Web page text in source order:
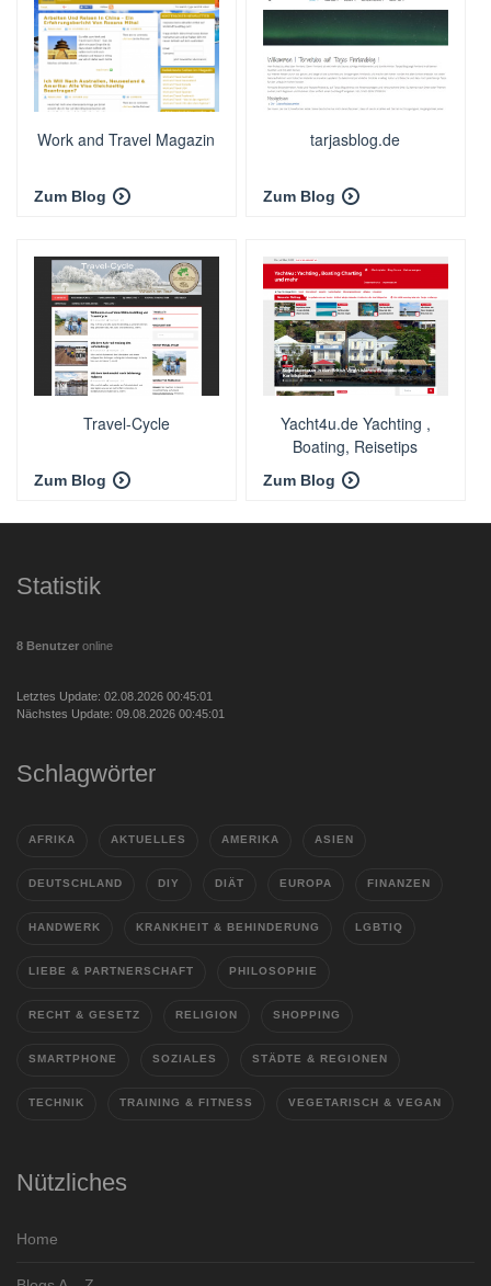
Work and Travel Magazin
Zum Blog
tarjasblog.de
Zum Blog
Travel-Cycle
Zum Blog
Yacht4u.de Yachting ,
Boating, Reisetips
Zum Blog
Statistik
8 Benutzer online
Letztes Update: 02.08.2026 00:45:01
Nächstes Update: 09.08.2026 00:45:01
Schlagwörter
AFRIKA AKTUELLES AMERIKA ASIEN
DEUTSCHLAND DIY DIÄT EUROPA FINANZEN
HANDWERK KRANKHEIT & BEHINDERUNG LGBTIQ
LIEBE & PARTNERSCHAFT PHILOSOPHIE
RECHT & GESETZ RELIGION SHOPPING
SMARTPHONE SOZIALES STÄDTE & REGIONEN
TECHNIK TRAINING & FITNESS VEGETARISCH & VEGAN
Nützliches
Home